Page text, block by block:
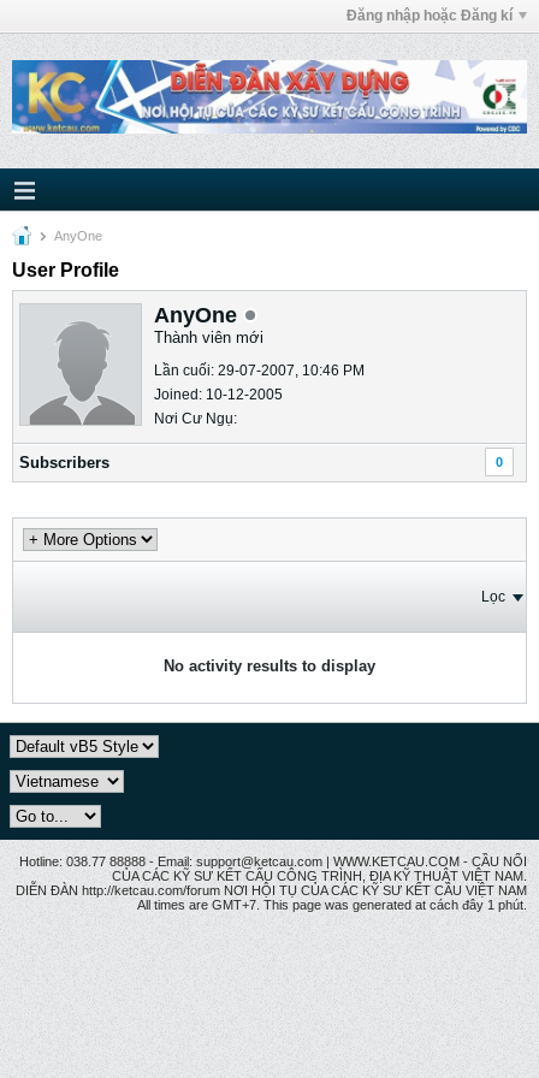
Đăng nhập hoặc Đăng kí
AnyOne
User Profile
AnyOne
Thành viên mới
Lần cuối: 29-07-2007, 10:46 PM
Joined: 10-12-2005
Nơi Cư Ngụ:
Subscribers 0
Lọc
No activity results to display
Hotline: 038.77 88888 - Email: support@ketcau.com | WWW.KETCAU.COM - CẦU NỐI
CỦA CÁC KỸ SƯ KẾT CẤU CÔNG TRÌNH, ĐỊA KỸ THUẬT VIỆT NAM.
DIỄN ĐÀN http://ketcau.com/forum NƠI HỘI TỤ CỦA CÁC KỸ SƯ KẾT CÂU VIỆT NAM
All times are GMT+7. This page was generated at cách đây 1 phút.